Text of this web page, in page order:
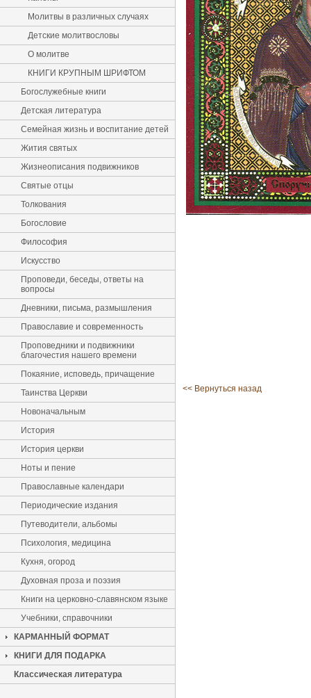
Молитвы в различных случаях
Детские молитвословы
О молитве
КНИГИ КРУПНЫМ ШРИФТОМ
Богослужебные книги
Детская литература
Семейная жизнь и воспитание детей
Жития святых
Жизнеописания подвижников
Святые отцы
Толкования
Богословие
Философия
Искусство
Проповеди, беседы, ответы на
вопросы
Дневники, письма, размышления
Православие и современность
Проповедники и подвижники
благочестия нашего времени
Покаяние, исповедь, причащение
Таинства Церкви
Новоначальным
История
История церкви
Ноты и пение
Православные календари
Периодические издания
Путеводители, альбомы
Психология, медицина
Кухня, огород
Духовная проза и поэзия
Книги на церковно-славянском языке
Учебники, справочники
КАРМАННЫЙ ФОРМАТ
КНИГИ ДЛЯ ПОДАРКА
Классическая литература
<< Вернуться назад